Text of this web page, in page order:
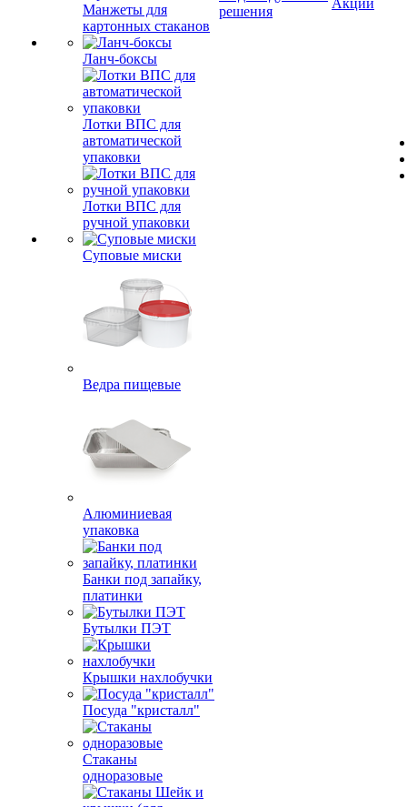
Манжеты для
картонных стаканов
Ланч-боксы
Лотки ВПС для
автоматической
упаковки
Лотки ВПС для
ручной упаковки
Суповые миски
Ведра пищевые
Алюминиевая
упаковка
Банки под запайку,
платинки
Бутылки ПЭТ
Крышки нахлобучки
Посуда "кристалл"
Стаканы
одноразовые
решения
Акции